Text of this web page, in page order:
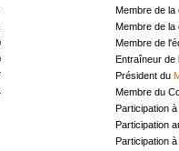
Membre de
Membre de
Membre de
Entraîneur de
Président du
Membre du
Participation à
Participation
Participation à